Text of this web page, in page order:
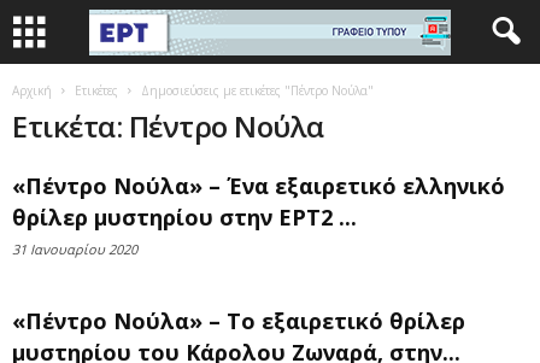
Αρχική Ετικέτες Δημοσιεύσεις με ετικέτες "Πέντρο Νούλα"
Ετικέτα: Πέντρο Νούλα
«Πέντρο Νούλα» – Ένα εξαιρετικό ελληνικό
θρίλερ μυστηρίου στην ΕΡΤ2 ...
31 Ιανουαρίου 2020
«Πέντρο Νούλα» – Το εξαιρετικό θρίλερ
μυστηρίου του Κάρολου Ζωναρά, στην...